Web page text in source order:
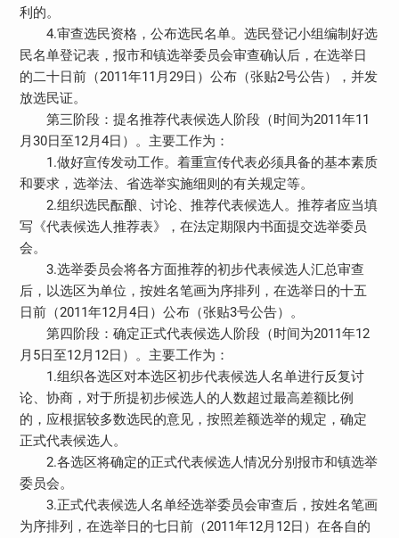
利的。
4.审查选民资格，公布选民名单。选民登记小组编制好选
民名单登记表，报市和镇选举委员会审查确认后，在选举日
的二十日前（2011年11月29日）公布（张贴2号公告），并发
放选民证。
第三阶段：提名推荐代表候选人阶段（时间为2011年11
月30日至12月4日）。主要工作为：
1.做好宣传发动工作。着重宣传代表必须具备的基本素质
和要求，选举法、省选举实施细则的有关规定等。
2.组织选民酝酿、讨论、推荐代表候选人。推荐者应当填
写《代表候选人推荐表》，在法定期限内书面提交选举委员
会。
3.选举委员会将各方面推荐的初步代表候选人汇总审查
后，以选区为单位，按姓名笔画为序排列，在选举日的十五
日前（2011年12月4日）公布（张贴3号公告）。
第四阶段：确定正式代表候选人阶段（时间为2011年12
月5日至12月12日）。主要工作为：
1.组织各选区对本选区初步代表候选人名单进行反复讨
论、协商，对于所提初步候选人的人数超过最高差额比例
的，应根据较多数选民的意见，按照差额选举的规定，确定
正式代表候选人。
2.各选区将确定的正式代表候选人情况分别报市和镇选举
委员会。
3.正式代表候选人名单经选举委员会审查后，按姓名笔画
为序排列，在选举日的七日前（2011年12月12日）在各自的